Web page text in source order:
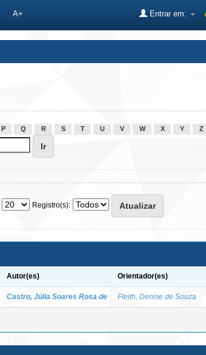
A+ Entrar em:
P Q R S T U V W X Y Z
Registro(s):
Autor(es) Orientador(es)
Castro, Júlia Soares Rosa de Fleith, Denise de Souza